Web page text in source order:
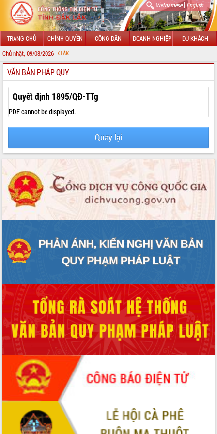
Vietnamese| English
TRANG CHỦ CHÍNH QUYỀN CÔNG DÂN DOANH NGHIỆP DU KHÁCH
Chủ nhật, 09/08/2026
GIỚI THIỆU
LÃNH ĐẠO UBND TỈNH
TIN TỨC SỰ KIỆN
UBND CÁC XÃ, PHƯỜNG
THÔNG TIN CHỈ ĐẠO ĐIỀU HÀNH
HỆ THỐNG VĂN BẢN
VĂN BẢN HĐND TỈNH
QUY HOẠCH - KẾ HOẠCH
VĂN BẢN PHÁP QUY
Quyết định 1895/QĐ-TTg
PDF cannot be displayed.
Quay lại